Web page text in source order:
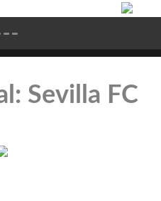
Sevilla FC